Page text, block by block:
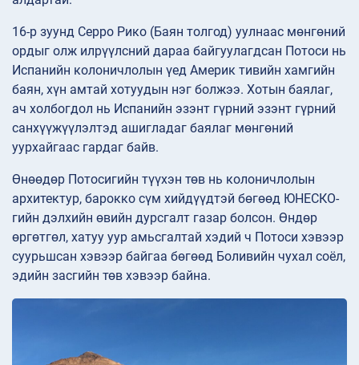
16-р зуунд Серро Рико (Баян толгод) уулнаас мөнгөний
ордыг олж илрүүлсний дараа байгуулагдсан Потоси нь
Испанийн колоничлолын үед Америк тивийн хамгийн
баян, хүн амтай хотуудын нэг болжээ. Хотын баялаг,
ач холбогдол нь Испанийн эзэнт гүрний эзэнт гүрний
санхүүжүүлэлтэд ашигладаг баялаг мөнгөний
уурхайгаас гардаг байв.
Өнөөдөр Потосигийн түүхэн төв нь колоничлолын
архитектур, барокко сүм хийдүүдтэй бөгөөд ЮНЕСКО-
гийн дэлхийн өвийн дурсгалт газар болсон. Өндөр
өргөтгөл, хатуу уур амьсгалтай хэдий ч Потоси хэвээр
суурьшсан хэвээр байгаа бөгөөд Боливийн чухал соёл,
эдийн засгийн төв хэвээр байна.